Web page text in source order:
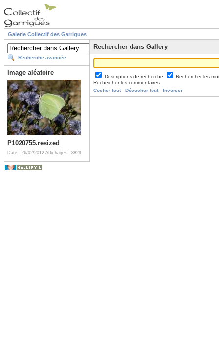
Galerie Collectif des Garrigues
Recherche avancée
Image aléatoire
P1020755.resized
Date : 26/02/2012 Affichages : 8829
Rechercher dans Gallery
Descriptions de recherche
Rechercher les
Rechercher les commentaires
Cocher tout
Décocher tout Inverser